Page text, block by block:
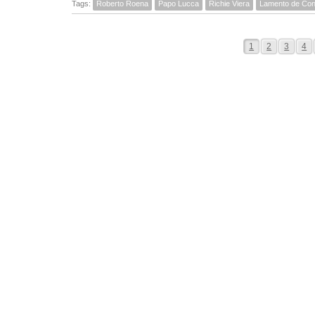
Tags: Roberto Roena Papo Lucca Richie Viera Lamento de
1 2 3 4